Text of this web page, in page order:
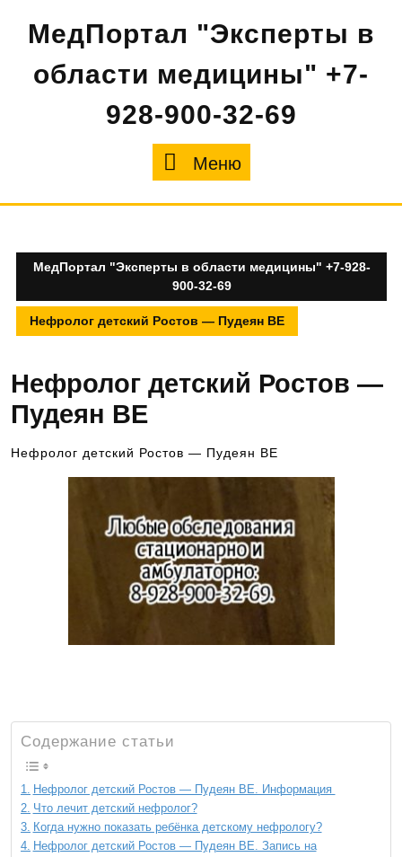
содержимому
МедПортал "Эксперты в
области медицины" +7-
928-900-32-69
Меню
МедПортал "Эксперты в области медицины" +7-928-
900-32-69
Нефролог детский Ростов — Пудеян ВЕ
Нефролог детский Ростов —
Пудеян ВЕ
Нефролог детский Ростов — Пудеян ВЕ
Содержание статьи
Нефролог детский Ростов — Пудеян ВЕ. Информация
Что лечит детский нефролог?
Когда нужно показать ребёнка детскому нефрологу?
Нефролог детский Ростов — Пудеян ВЕ. Запись на